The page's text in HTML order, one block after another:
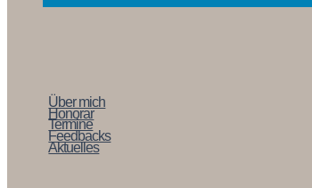
Über mich
Honorar
Termine
Feedbacks
Aktuelles